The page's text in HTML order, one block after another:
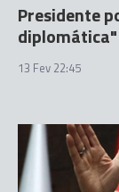
Presidente
13 Fev 22:45